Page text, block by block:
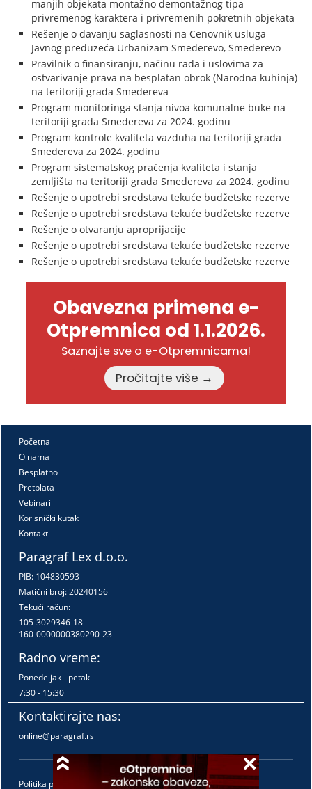
manjih objekata montažno demontažnog tipa
privremenog karaktera i privremenih pokretnih objekata
Rešenje o davanju saglasnosti na Cenovnik usluga
Javnog preduzeća Urbanizam Smederevo, Smederevo
Pravilnik o finansiranju, načinu rada i uslovima za
ostvarivanje prava na besplatan obrok (Narodna kuhinja)
na teritoriji grada Smedereva
Program monitoringa stanja nivoa komunalne buke na
teritoriji grada Smedereva za 2024. godinu
Program kontrole kvaliteta vazduha na teritoriji grada
Smedereva za 2024. godinu
Program sistematskog praćenja kvaliteta i stanja
zemljišta na teritoriji grada Smedereva za 2024. godinu
Rešenje o upotrebi sredstava tekuće budžetske rezerve
Rešenje o upotrebi sredstava tekuće budžetske rezerve
Rešenje o otvaranju aproprijacije
Rešenje o upotrebi sredstava tekuće budžetske rezerve
Rešenje o upotrebi sredstava tekuće budžetske rezerve
Obavezna primena e-
Otpremnica od 1.1.2026.
Saznajte sve o e-Otpremnicama!
Pročitajte više →
Početna
O nama
Besplatno
Pretplata
Vebinari
Korisnički kutak
Kontakt
Paragraf Lex d.o.o.
PIB: 104830593
Matični broj: 20240156
Tekući račun:
105-3029346-18
160-0000000380290-23
Radno vreme:
Ponedeljak - petak
7:30 - 15:30
Kontaktirajte nas:
online@paragraf.rs
Politika privatnosti